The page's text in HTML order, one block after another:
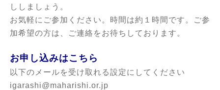
ししましょう。
お気軽にご参加ください。時間は約１時間です。ご参
加希望の方は、ご連絡をお待ちしております。
お申し込みはこちら
以下のメールを受け取れる設定にしてください
igarashi@maharishi.or.jp